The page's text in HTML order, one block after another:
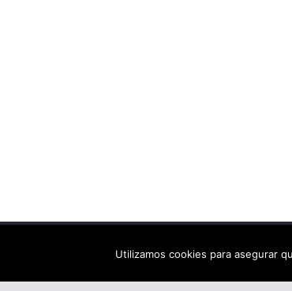
Copyright © 2026 Els arbres de
Utilizamos cookies para asegurar